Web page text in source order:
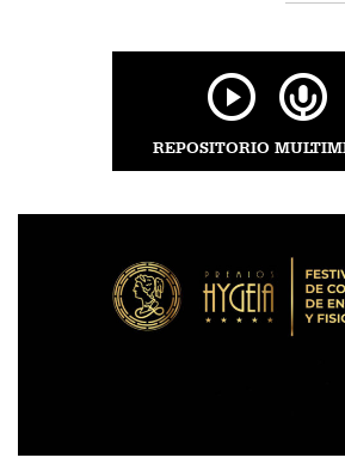
REPOSITORIO